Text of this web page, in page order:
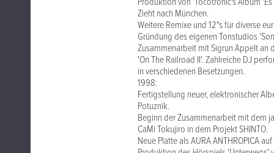
Zieht nach München.
Weitere Remixe und 12"s für diverse
Gründung des eigenen Tonstudios
Zusammenarbeit mit Sigrun Appelt an
'On The Railroad II'. Zahlreiche DJ
in verschiedenen Besetzungen.
1998:
Fertigstellung neuer, elektronischer
Potuznik.
Beginn der Zusammenarbeit mit dem
CaMi Tokujiro in dem Projekt SHINTO.
Neue Platte als AURA ANTHROPICA